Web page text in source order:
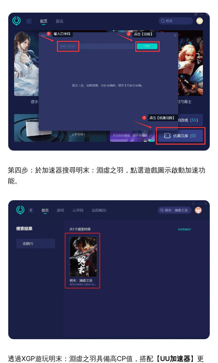
第四步：於加速器搜尋明末：淵虛之羽，點選遊戲圖示啟動加速功
能。
透過XGP遊玩明末：淵虛之羽具備高CP值，搭配【UU加速器】更